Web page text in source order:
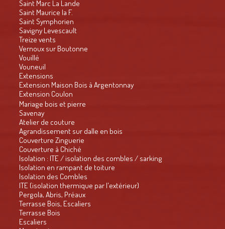
Saint Marc La Lande
Saint Maurice la F.
Saint Symphorien
Savigny Levescault
Treize vents
Vernoux sur Boutonne
Vouillé
Vouneuil
Extensions
Extension Maison Bois à Argentonnay
Extension Coulon
Mariage bois et pierre
Savenay
Atelier de couture
Agrandissement sur dalle en bois
Couverture Zinguerie
Couverture à Chiché
Isolation : ITE / isolation des combles / sarking
Isolation en rampant de toiture
Isolation des Combles
ITE (isolation thermique par l'extérieur)
Pergola, Abris, Préaux
Terrasse Bois, Escaliers
Terrasse Bois
Escaliers